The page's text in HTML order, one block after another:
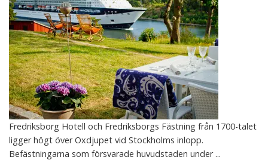
Fredriksborg Hotell och Fredriksborgs Fästning från 1700-talet
ligger högt över Oxdjupet vid Stockholms inlopp.
Befästningarna som försvarade huvudstaden under ...